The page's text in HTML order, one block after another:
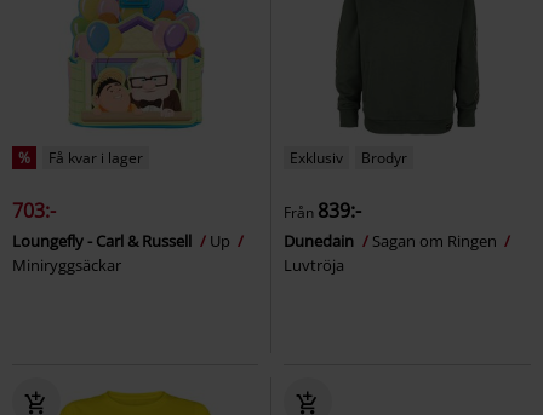
% Få kvar i lager
703:-
Loungefly - Carl & Russell
Up
Miniryggsäckar
Exklusiv Brodyr
Från 839:-
Dunedain
Sagan om Ringen
Luvtröja